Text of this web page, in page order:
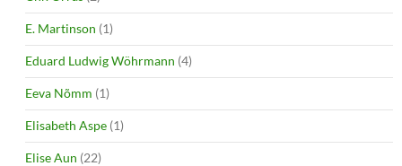
E. Martinson (1)
Eduard Ludwig Wöhrmann (4)
Eeva Nõmm (1)
Elisabeth Aspe (1)
Elise Aun (22)